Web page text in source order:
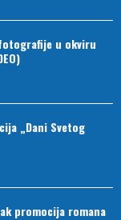
u okviru
„Dani Svetog
promocija romana